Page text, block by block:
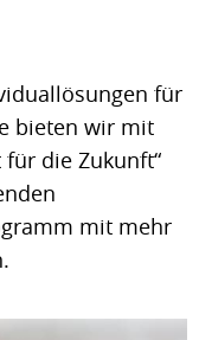
für
bieten wir mit
die Zukunft“
mit mehr